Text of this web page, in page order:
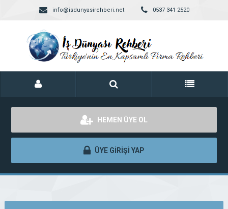
info@isdunyasirehberi.net 0537 341 2520
HEMEN ÜYE OL
ÜYE GİRİŞİ YAP